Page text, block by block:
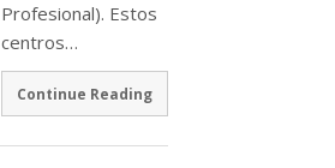
Profesional). Estos
centros…
Continue Reading